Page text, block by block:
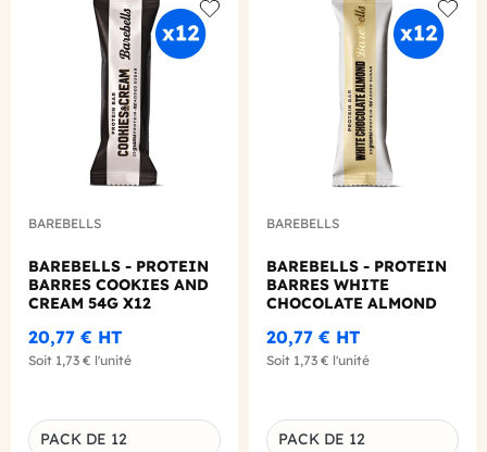
Add to wishlist
BAREBELLS
BAREBELLS - PROTEIN
BARRES COOKIES AND
CREAM 54G X12
20,77 € HT
Soit 1,73 € l'unité
PACK DE 12
Add
BAREBELLS
BAREBELLS - PROTEIN
BARRES WHITE
CHOCOLATE ALMOND
20,77 € HT
Soit 1,73 € l'unité
PACK DE 12